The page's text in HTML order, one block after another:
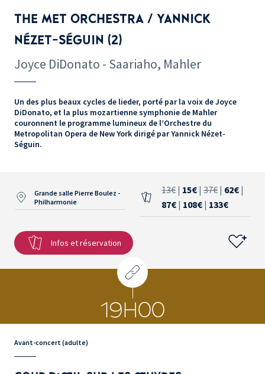
THE MET ORCHESTRA / YANNICK
NÉZET-SÉGUIN (2)
Joyce DiDonato - Saariaho, Mahler
Un des plus beaux cycles de lieder, porté par la voix de Joyce
DiDonato, et la plus mozartienne symphonie de Mahler
couronnent le programme lumineux de l’Orchestre du
Metropolitan Opera de New York dirigé par Yannick Nézet-
Séguin.
Grande salle Pierre Boulez -
Philharmonie
13€ | 15€ | 37€ | 62€ |
87€ | 108€ | 133€
Infos et réservation
19H00
Avant-concert (adulte)